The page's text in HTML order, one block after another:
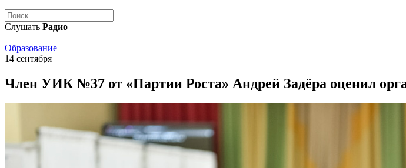
Слушать Радио
Образование
14 сентября
Член УИК №37 от «Партии Роста» Андрей Задёра оценил